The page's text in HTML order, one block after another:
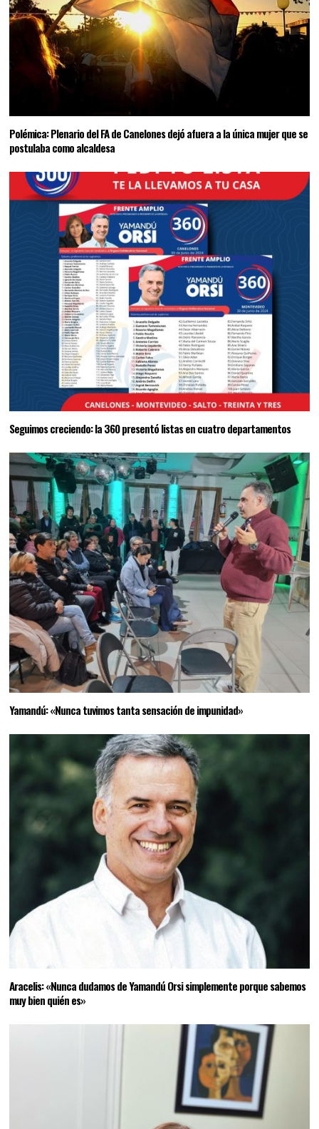
Polémica: Plenario del FA de Canelones dejó afuera a la única mujer que se
postulaba como alcaldesa
Seguimos creciendo: la 360 presentó listas en cuatro departamentos
Yamandú: «Nunca tuvimos tanta sensación de impunidad»
Aracelis: «Nunca dudamos de Yamandú Orsi simplemente porque sabemos
muy bien quién es»